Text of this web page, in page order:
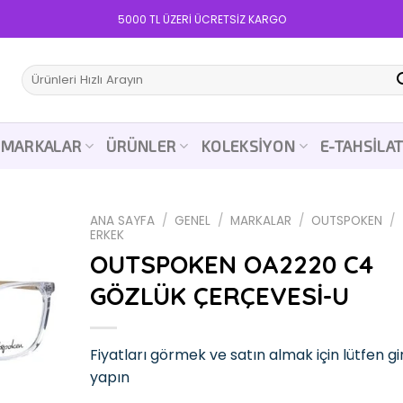
5000 TL ÜZERİ ÜCRETSİZ KARGO
Ara:
MARKALAR ÜRÜNLER KOLEKSIYON E-TAHSILAT
Add to
wishlist
ANA SAYFA / GENEL / MARKALAR / OUTSPOKEN /
ERKEK
OUTSPOKEN OA2220 C4
GÖZLÜK ÇERÇEVESİ-U
Fiyatları görmek ve satın almak için lütfen
yapın